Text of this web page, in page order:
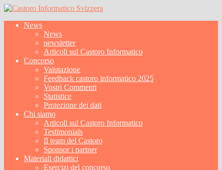
News
News
newsletter
Articoli sul Castoro Informatico
Concorso
Valutazione
Feedback castoro informatico 2025
Vostri Commenti
Statistice
Protezione dei dati
Chi siamo
Articoli sul Castoro Informatico
Testimonials
Il team del Castoro
Sponsor i partner
Materiali didattici
Esercizi del concorso